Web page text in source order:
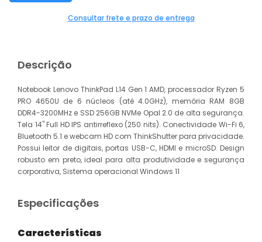
Consultar frete e prazo de entrega
Descrição
Notebook Lenovo ThinkPad L14 Gen 1 AMD, processador Ryzen 5
PRO 4650U de 6 núcleos (até 4.0GHz), memória RAM 8GB
DDR4-3200MHz e SSD 256GB NVMe Opal 2.0 de alta segurança.
Tela 14" Full HD IPS antirreflexo (250 nits). Conectividade Wi-Fi 6,
Bluetooth 5.1 e webcam HD com ThinkShutter para privacidade.
Possui leitor de digitais, portas USB-C, HDMI e microSD. Design
robusto em preto, ideal para alta produtividade e segurança
corporativa, Sistema operacional Windows 11
Especificações
Características